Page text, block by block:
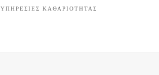
ΥΠΗΡΕΣΊΕΣ ΚΑΘΑΡΙΌΤΗΤΑΣ